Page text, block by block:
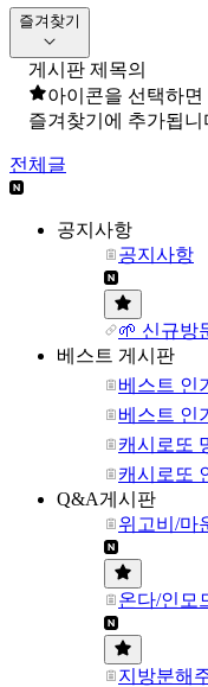
즐겨찾기
게시판 제목의
아이콘을 선택하면
즐겨찾기에 추가됩니
전체글
공지사항
공지사항
🌱 신규방
베스트 게시판
베스트 인
베스트 인
캐시로또
캐시로또
Q&A게시판
위고비/마
온다/인모
지방분해